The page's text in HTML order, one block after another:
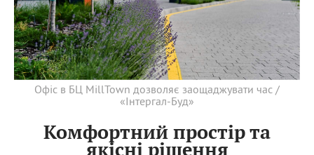
Офіс в БЦ MillTown дозволяє заощаджувати час /
«Інтергал-Буд»
Комфортний простір та